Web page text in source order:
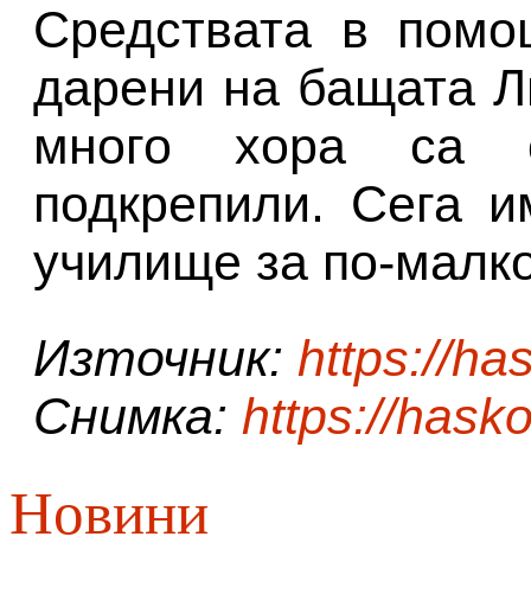
Средствата в
дарени на бащата
много хора са
подкрепили. Сега
училище за по-
Източник: https://
Снимка: https://
Новини